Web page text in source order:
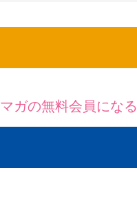
ガの無料会員になる